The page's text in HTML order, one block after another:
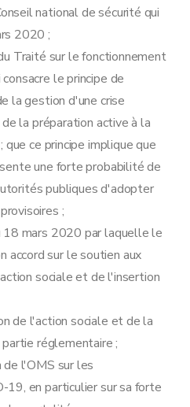
national de sécurité qui
2020 ;
Traité sur le fonctionnement
le principe de
la gestion d'une crise
la préparation active à la
ce principe implique que
une forte probabilité de
publiques d'adopter
;
18 mars 2020 par laquelle le
accord sur le soutien aux
sociale et de l'insertion
de l'action sociale et de la
réglementaire ;
l'OMS sur les
19, en particulier sur sa forte